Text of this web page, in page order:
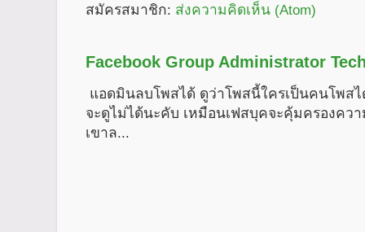
สมัครสมาชิก: ส่งความคิดเห็น (Atom)
Facebook Group Administrator
แอดมินลบโพสได้ ดูว่าโพสนี้ใครเป็นคนโพส
จะดูไม่ได้นะคับ เหมือนเฟสบุคจะคุ้มครองคว
เขาล...